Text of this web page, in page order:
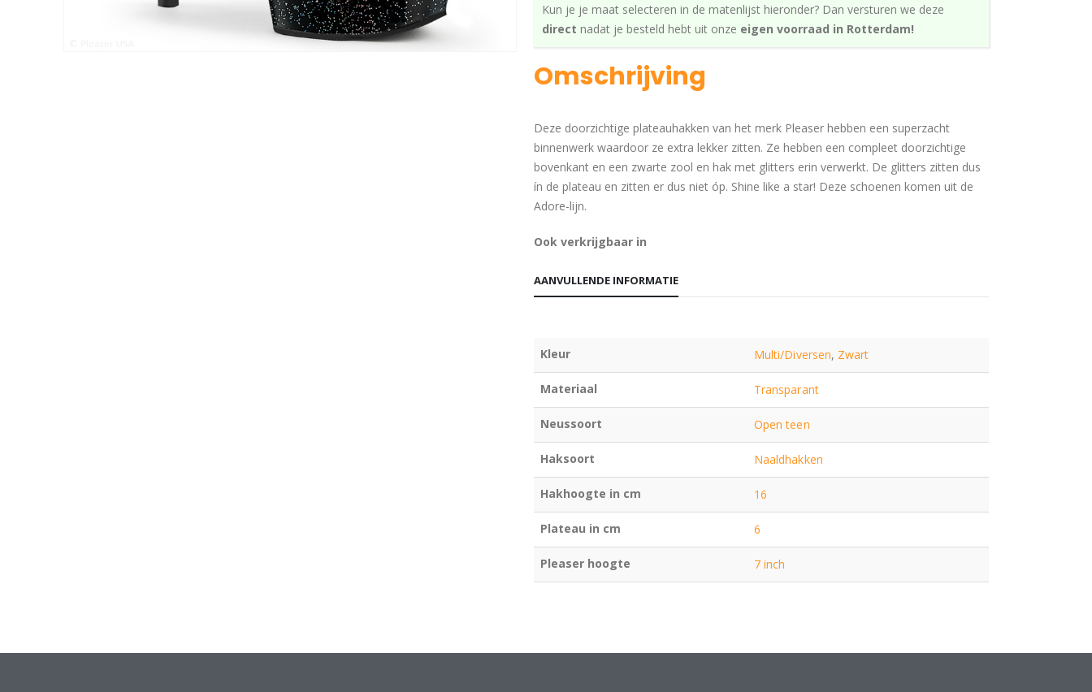
Kun je je maat selecteren in de matenlijst hieronder? Dan versturen we deze
direct nadat je besteld hebt uit onze eigen voorraad in Rotterdam!
Omschrijving
Deze doorzichtige plateauhakken van het merk Pleaser hebben een superzacht
binnenwerk waardoor ze extra lekker zitten. Ze hebben een compleet doorzichtige
bovenkant en een zwarte zool en hak met glitters erin verwerkt. De glitters zitten dus
ín de plateau en zitten er dus niet óp. Shine like a star! Deze schoenen komen uit de
Adore-lijn.
Ook verkrijgbaar in
AANVULLENDE INFORMATIE
Kleur Multi/Diversen, Zwart
Materiaal Transparant
Neussoort Open teen
Haksoort Naaldhakken
Hakhoogte in cm 16
Plateau in cm 6
Pleaser hoogte 7 inch